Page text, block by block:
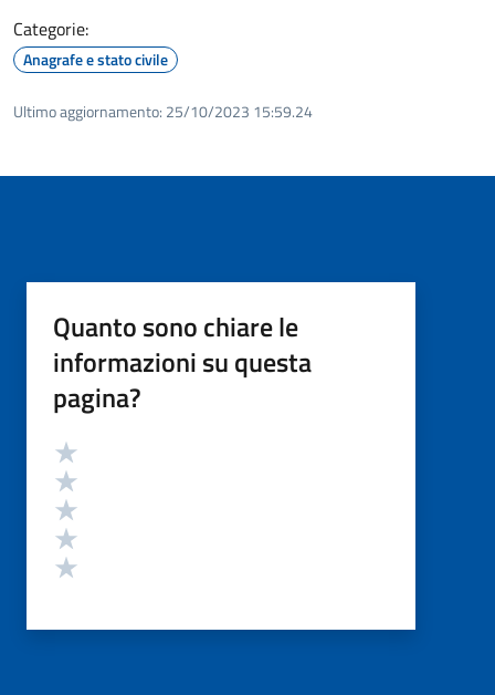
Categorie:
Anagrafe e stato civile
Ultimo aggiornamento: 25/10/2023 15:59.24
Quanto sono chiare le
informazioni su questa
pagina?
Valutazione